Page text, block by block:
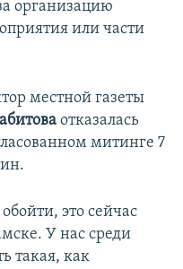
организацию
или части
местной газеты
отказалась
митинге 7
это сейчас
У нас среди
такая, как